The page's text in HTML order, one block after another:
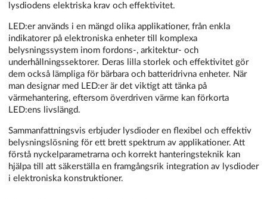
lysdiodens elektriska krav och effektivitet.
LED:er används i en mängd olika applikationer, från enkla
indikatorer på elektroniska enheter till komplexa
belysningssystem inom fordons-, arkitektur- och
underhållningssektorer. Deras lilla storlek och effektivitet gör
dem också lämpliga för bärbara och batteridrivna enheter. När
man designar med LED:er är det viktigt att tänka på
värmehantering, eftersom överdriven värme kan förkorta
LED:ens livslängd.
Sammanfattningsvis erbjuder lysdioder en flexibel och effektiv
belysningslösning för ett brett spektrum av applikationer. Att
förstå nyckelparametrarna och korrekt hanteringsteknik kan
hjälpa till att säkerställa en framgångsrik integration av lysdioder
i elektroniska konstruktioner.